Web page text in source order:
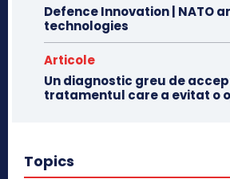
Defence Innovation | NATO
technologies
Articole
Un diagnostic greu de
tratamentul care a evitat o
Topics